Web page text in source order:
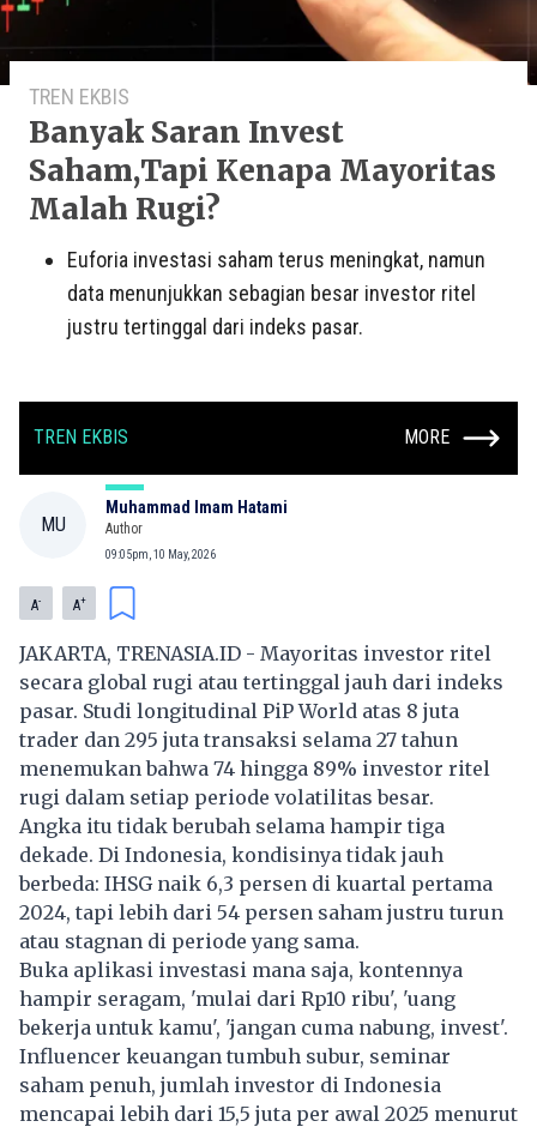
TREN EKBIS
Banyak Saran Invest
Saham,Tapi Kenapa Mayoritas
Malah Rugi?
Euforia investasi saham terus meningkat, namun
data menunjukkan sebagian besar investor ritel
justru tertinggal dari indeks pasar.
TREN EKBIS MORE
MU
Muhammad Imam Hatami
Author
09:05pm, 10 May, 2026
A- A+
JAKARTA, TRENASIA.ID - Mayoritas investor ritel
secara global rugi atau tertinggal jauh dari indeks
pasar. Studi longitudinal PiP World atas 8 juta
trader dan 295 juta transaksi selama 27 tahun
menemukan bahwa 74 hingga 89% investor ritel
rugi dalam setiap periode volatilitas besar.
Angka itu tidak berubah selama hampir tiga
dekade. Di Indonesia, kondisinya tidak jauh
berbeda: IHSG naik 6,3 persen di kuartal pertama
2024, tapi lebih dari 54 persen saham justru turun
atau stagnan di periode yang sama.
Buka aplikasi investasi mana saja, kontennya
hampir seragam, 'mulai dari Rp10 ribu', 'uang
bekerja untuk kamu', 'jangan cuma nabung, invest'.
Influencer keuangan tumbuh subur, seminar
saham penuh, jumlah investor di Indonesia
mencapai lebih dari 15,5 juta per awal 2025 menurut